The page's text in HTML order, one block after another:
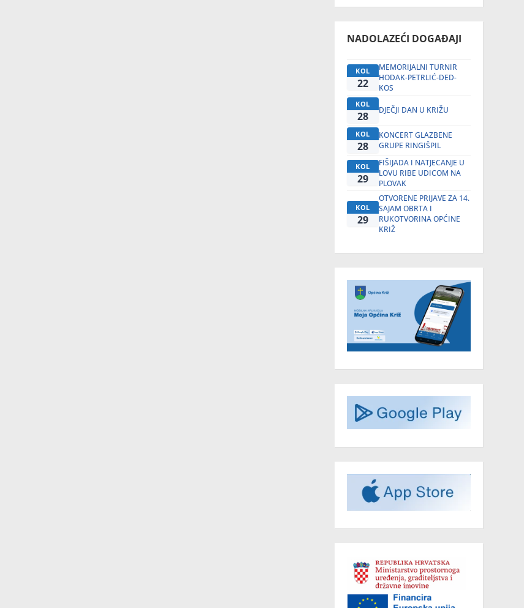
NADOLAZEĆI DOGAĐAJI
KOL
22
MEMORIJALNI TURNIR
HODAK-PETRLIĆ-DED-
KOS
KOL
28 DJEČJI DAN U KRIŽU
KOL
28
KONCERT GLAZBENE
GRUPE RINGIŠPIL
KOL
29
FIŠIJADA I NATJECANJE U
LOVU RIBE UDICOM NA
PLOVAK
KOL
29
OTVORENE PRIJAVE ZA 14.
SAJAM OBRTA I
RUKOTVORINA OPĆINE
KRIŽ